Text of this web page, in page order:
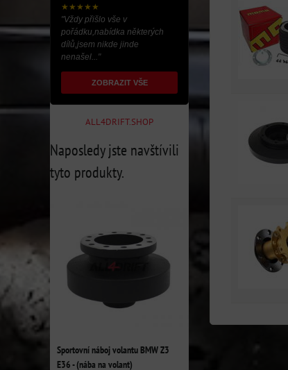
★★★★★
"Vždy přišlo vše v
pořádku,nabídka některých
dílů,jsem nikde jinde
nenašel..."
ZOBRAZIT VŠE
ALL4DRIFT.SHOP
Naposledy jste navštívili
tyto produkty.
Sportovní náboj volantu BMW Z3
E36 - (nába na volant)